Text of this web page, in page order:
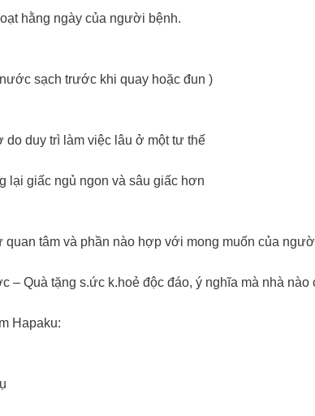
hằng ngày của người bệnh.
sạch trước khi quay hoặc đun )
do duy trì làm việc lâu ở một tư thế
lại giấc ngủ ngon và sâu giấc hơn
quan tâm và phần nào hợp với mong muốn của
Quà tặng s.ức k.hoẻ độc đáo, ý nghĩa mà nhà nào
Hapaku: